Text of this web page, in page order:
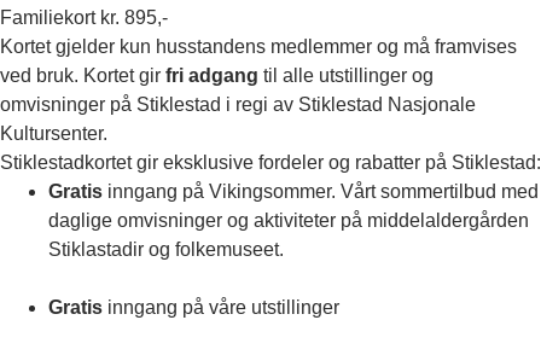
Familiekort kr. 895,-
Kortet gjelder kun husstandens medlemmer og må framvises
ved bruk. Kortet gir fri adgang til alle utstillinger og
omvisninger på Stiklestad i regi av Stiklestad Nasjonale
Kultursenter.
Stiklestadkortet gir eksklusive fordeler og rabatter på Stiklestad:
Gratis inngang på Vikingsommer. Vårt sommertilbud med
daglige omvisninger og aktiviteter på middelaldergården
Stiklastadir og folkemuseet.
Gratis inngang på våre utstillinger